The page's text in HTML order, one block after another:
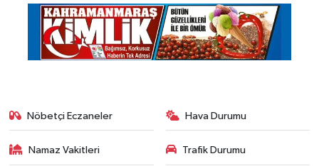
Nöbetçi Eczaneler Hava Durumu
Namaz Vakitleri Trafik Durumu